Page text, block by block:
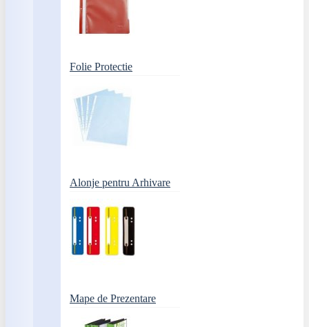
Folie Protectie
Alonje pentru Arhivare
Mape de Prezentare